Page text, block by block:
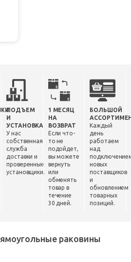
ПОДЪЕМ
И
УСТАНОВКА
У нас
собственная
служба
доставки и
проверенные
установщики.
1 МЕСЯЦ
НА
ВОЗВРАТ
Если что-
то не
подойдет,
вы можете
вернуть
или
обменять
товар в
течение
30 дней.
БОЛЬШОЙ
Каждый
день
работаем
над
новых
поставщиков
и
обновлением
товарных
позиций.
раковины